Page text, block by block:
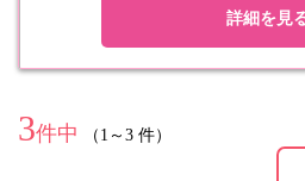
詳細を見
3件中 （1～3 件）